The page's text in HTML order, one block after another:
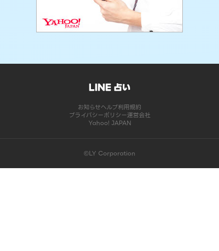
お知らせヘルプ利用規約
プライバシーポリシー運営会社
Yahoo! JAPAN
©LY Corporation
このコンテンツは掲載が終了しました | LINE占い